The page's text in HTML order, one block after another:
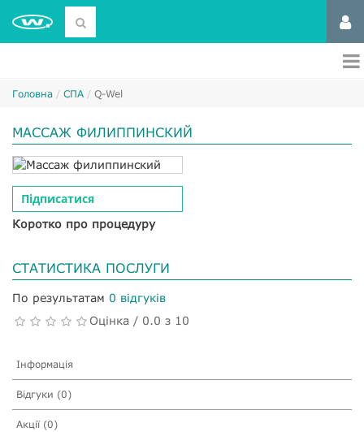
Головна СПА Q-Wel
МАССАЖ ФИЛИППИНСКИЙ
Підписатися
Коротко про процедуру
СТАТИСТИКА ПОСЛУГИ
По результатам 0 відгуків
Оцінка / 0.0 з 10
Інформація
Відгуки (0)
Акції (0)